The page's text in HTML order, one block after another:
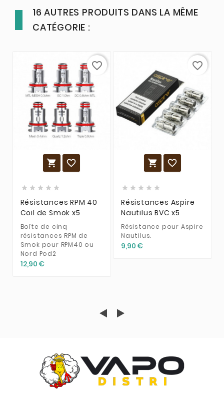
16 AUTRES PRODUITS DANS LA MÊME
CATÉGORIE :
 
    
Résistances RPM 40
Coil de Smok x5
Boîte de cinq
résistances RPM de
Smok pour RPM40 ou
Nord Pod2
12,90 €
favorite_border
 
    
Résistances Aspire
Nautilus BVC x5
Résistance pour Aspire
Nautilus.
9,90 €
favorite_border